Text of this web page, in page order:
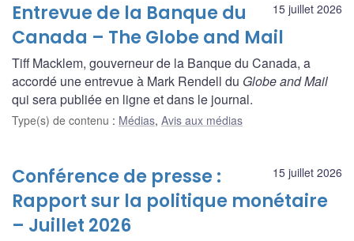
15 juillet 2026
Entrevue de la Banque du
Canada – The Globe and Mail
Tiff Macklem, gouverneur de la Banque du Canada, a
accordé une entrevue à Mark Rendell du Globe and Mail
qui sera publiée en ligne et dans le journal.
Type(s) de contenu : Médias, Avis aux médias
15 juillet 2026
Conférence de presse :
Rapport sur la politique monétaire
– Juillet 2026